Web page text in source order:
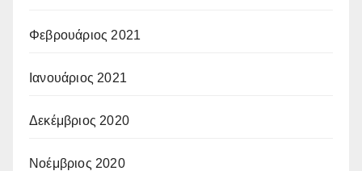
Φεβρουάριος 2021
Ιανουάριος 2021
Δεκέμβριος 2020
Νοέμβριος 2020